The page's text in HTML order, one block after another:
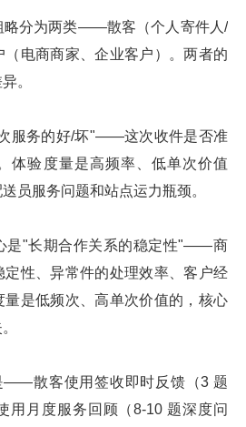
略分为两类——散客（个人寄件人/
电商商家、企业客户）。两者的
。
服务的好/坏"——这次收件是否准
体验度量是高频率、低单次价值
员服务问题和站点运力瓶颈。
是"长期合作关系的稳定性"——商
性、异常件的处理效率、客户经
是低频次、高单次价值的，核心
——散客使用签收即时反馈（3 题
用月度服务回顾（8-10 题深度问